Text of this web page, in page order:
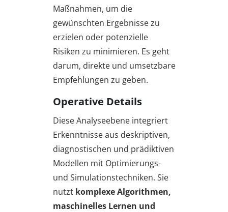
Maßnahmen, um die
gewünschten Ergebnisse zu
erzielen oder potenzielle
Risiken zu minimieren. Es geht
darum, direkte und umsetzbare
Empfehlungen zu geben.
Operative Details
Diese Analyseebene integriert
Erkenntnisse aus deskriptiven,
diagnostischen und prädiktiven
Modellen mit Optimierungs-
und Simulationstechniken. Sie
nutzt komplexe Algorithmen,
maschinelles Lernen und